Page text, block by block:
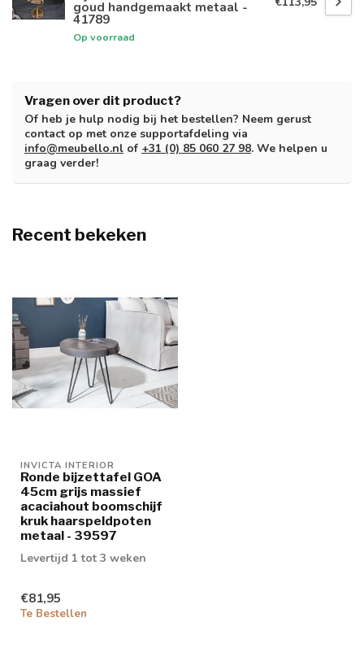
goud handgemaakt metaal -
41789
Op voorraad
Vragen over dit product?
Of heb je hulp nodig bij het bestellen? Neem gerust
contact op met onze supportafdeling via
info@meubello.nl of +31 (0) 85 060 27 98. We helpen u
graag verder!
Recent bekeken
INVICTA INTERIOR
Ronde bijzettafel GOA
45cm grijs massief
acaciahout boomschijf
kruk haarspeldpoten
metaal - 39597
Levertijd 1 tot 3 weken
€81,95
Te Bestellen